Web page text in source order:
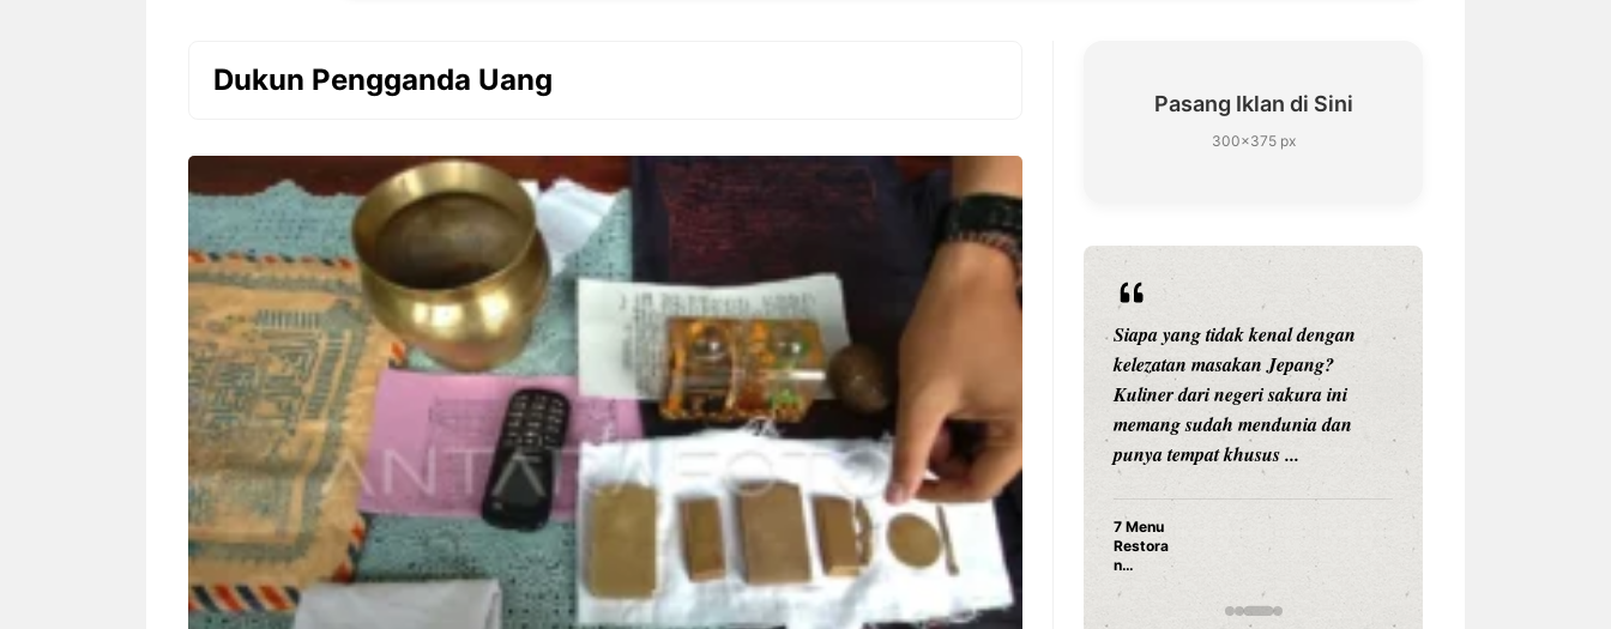
Dukun Pengganda Uang
Pasang Iklan di Sini
300×375 px
Siapa sangka, dua nama besar di
dunia hiburan, Nunung Srimulat
dan Vicky Prasetyo, kini merambah
dunia kuliner dengan membuka
Nunung Srimulat & Vicky
Prasetyo Buka Restoran
Ayam Panggang! Cuma Rp
15 Ribu, Resep Rahasia
Mami Bikin Nagih!
Bandung – Menyambut pergantian
tahun 2026, restoran all you can
eat Kakkoii All You Can Eat
Bandung menghadirkan
penawaran spesial ...
Sambut 2026, Kakkoii
Bandung Hadirkan Pesta All
You Can Eat Mulai Rp
145.000
Pernah gak sih kamu mulai
ngerjain sesuatu cuma buat iseng-
iseng, eh ternyata malah jadi
peluang bisnis yang
menguntungkan? Nah, itulah ...
Dari Iseng Jadi Cuan: Kisah
TUM_ATUL yang Ubah
Hampers Jadi Bisnis Kece
Siapa yang tidak kenal dengan
kelezatan masakan Jepang?
Kuliner dari negeri sakura ini
memang sudah mendunia dan
punya tempat khusus ...
7 Menu
Restora
n
yang